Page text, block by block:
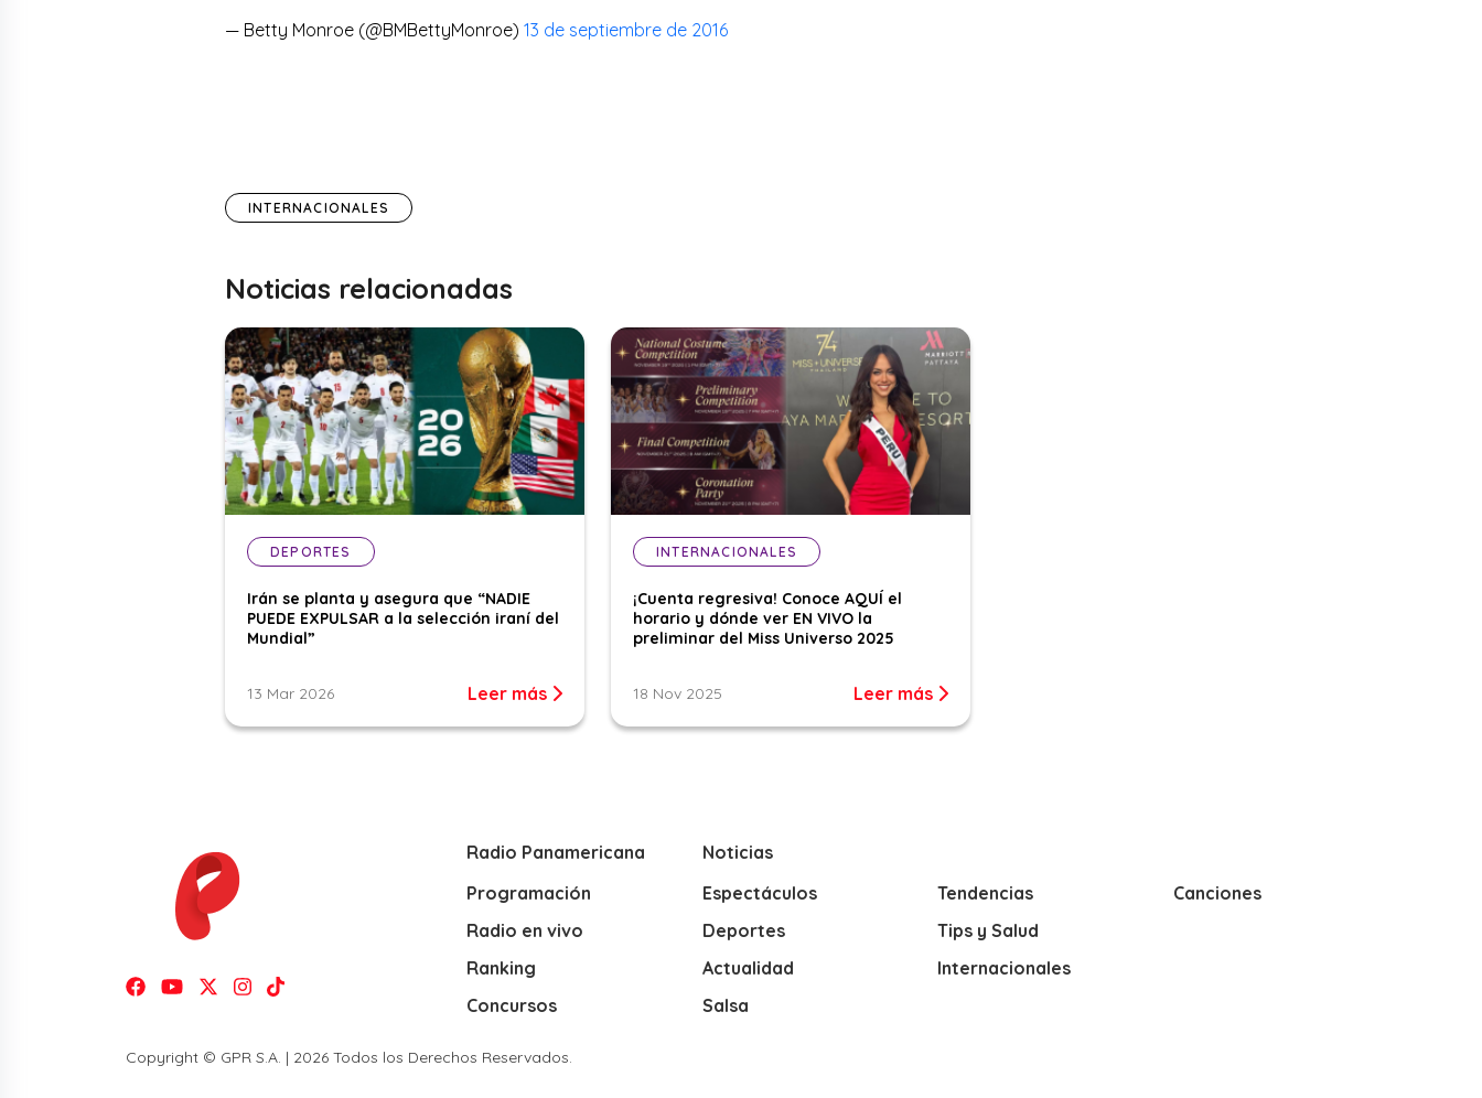
— Betty Monroe (@BMBettyMonroe) 13 de septiembre de 2016
INTERNACIONALES
Noticias relacionadas
DEPORTES
Irán se planta y asegura que “NADIE
PUEDE EXPULSAR a la selección iraní del
Mundial”
13 Mar 2026 Leer más
INTERNACIONALES
¡Cuenta regresiva! Conoce AQUÍ el
horario y dónde ver EN VIVO la
preliminar del Miss Universo 2025
18 Nov 2025 Leer más
Radio Panamericana
Programación
Radio en vivo
Ranking
Concursos
Noticias
Espectáculos
Deportes
Actualidad
Salsa
Tendencias
Tips y Salud
Internacionales
Canciones
Copyright © GPR S.A. | 2026 Todos los Derechos Reservados.